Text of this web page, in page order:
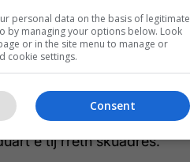
Conte, një tjetër
një njeri i pa kompromis
e tij rreth skuadrës.
personal data on the basis of legitimate
by managing your options below. Look
or in the site menu to manage or
cookie settings.
Consent